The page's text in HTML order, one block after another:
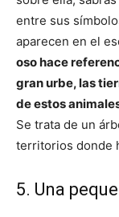
entre sus
aparecen en el
oso hace
gran urbe, las
de estos
Se trata de un
territorios donde
5. Una